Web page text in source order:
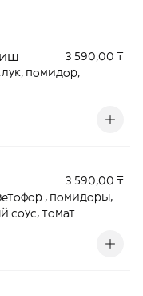
3 590,00 ₸
помидор,
3 590,00 ₸
, помидоры,
соус, томат